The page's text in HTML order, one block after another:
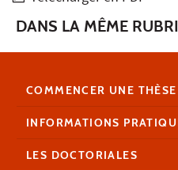
DANS LA MÊME
COMMENCER UNE THÈSE
INFORMATIONS
LES DOCTORIALES